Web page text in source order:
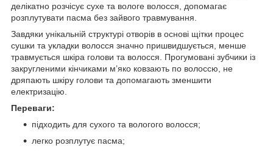
делікатно розчісує сухе та вологе волосся, допомагає
розплутувати пасма без зайвого травмування.
Завдяки унікальній структурі отворів в основі щітки процес
сушки та укладки волосся значно пришвидшується, менше
травмується шкіра голови та волосся. Прогумовані зубчики із
закругленими кінчиками м’яко ковзають по волоссю, не
дряпають шкіру голови та допомагають зменшити
електризацію.
Переваги:
підходить для сухого та вологого волосся;
легко розплутує пасма;